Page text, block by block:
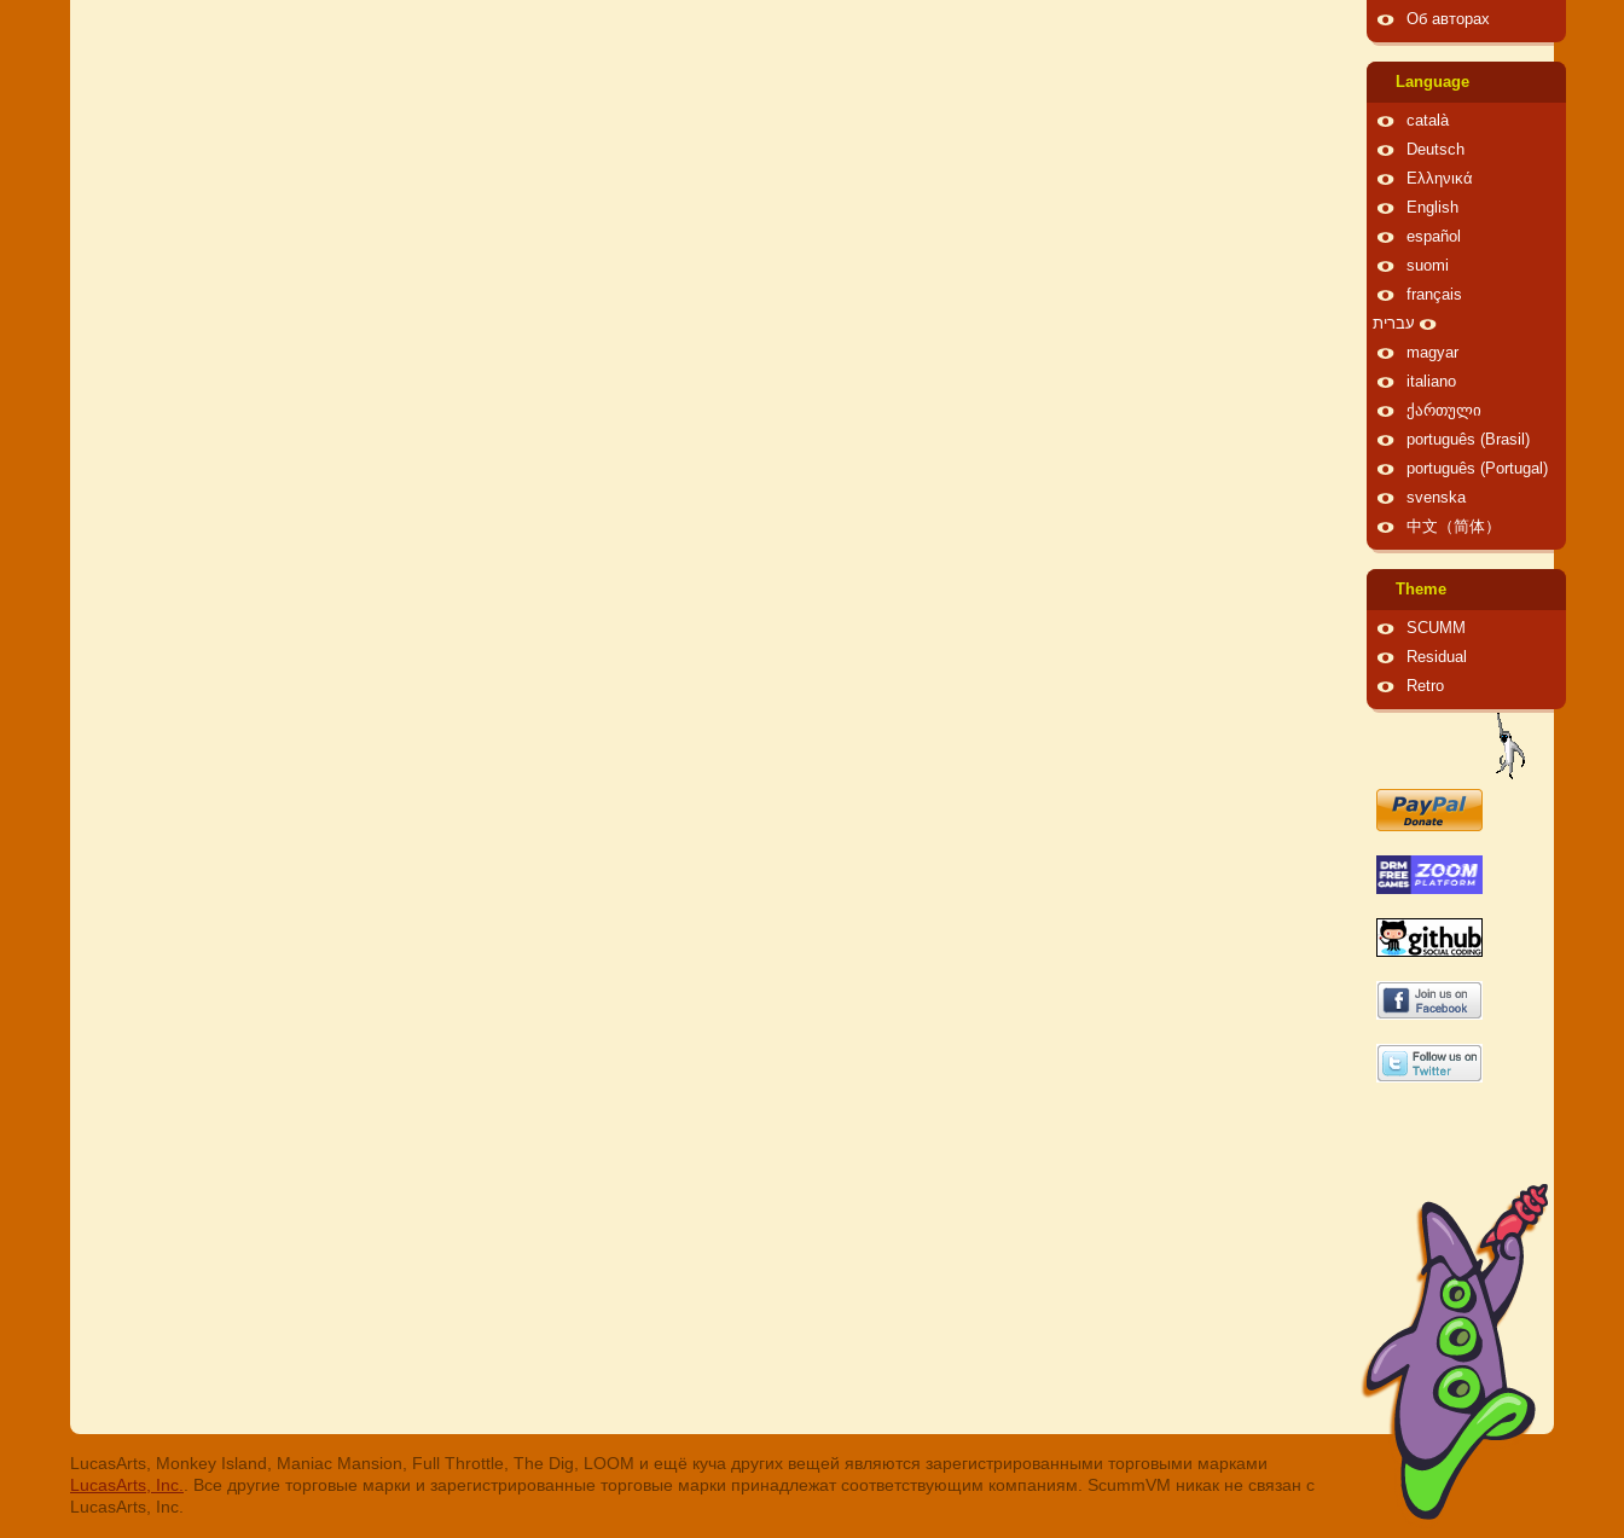
Об авторах
Language
català
Deutsch
Ελληνικά
English
español
suomi
français
עברית
magyar
italiano
ქართული
português (Brasil)
português (Portugal)
svenska
中文（简体）
Theme
SCUMM
Residual
Retro
LucasArts, Monkey Island, Maniac Mansion, Full Throttle, The Dig, LOOM и ещё куча других вещей являются зарегистрированными торговыми марками
LucasArts, Inc.
. Все другие торговые марки и зарегистрированные торговые марки принадлежат соответствующим компаниям. ScummVM никак не связан с
LucasArts, Inc.